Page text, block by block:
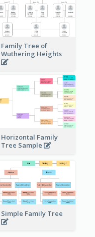
Family Tree of
Wuthering Heights
Horizontal Family
Tree Sample
Simple Family Tree